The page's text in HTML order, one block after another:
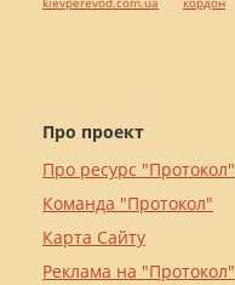
Про проект
Про ресурс "Протокол"
Команда "Протокол"
Карта Сайту
Реклама на "Протокол"